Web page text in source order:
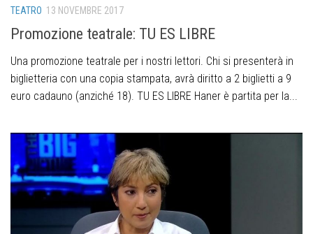
TEATRO 13 NOVEMBRE 2017
Promozione teatrale: TU ES LIBRE
Una promozione teatrale per i nostri lettori. Chi si presenterà in
biglietteria con una copia stampata, avrà diritto a 2 biglietti a 9
euro cadauno (anziché 18). TU ES LIBRE Haner è partita per la...